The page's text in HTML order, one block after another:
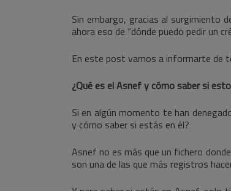
Sin embargo, gracias al surgimiento
ahora eso de “dónde puedo pedir un
En este post vamos a informarte de
¿Qué es el Asnef y cómo saber si
Si en algún momento te han
y cómo saber si estás en él?
Asnef no es más que un fichero
son una de las que más registros